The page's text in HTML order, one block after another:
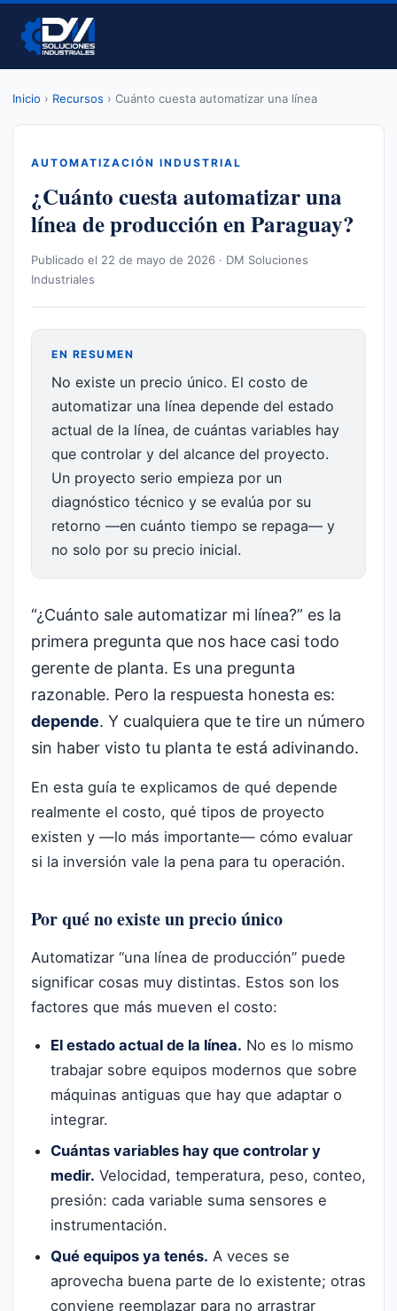
Inicio › Recursos › Cuánto cuesta automatizar una línea
AUTOMATIZACIÓN INDUSTRIAL
¿Cuánto cuesta automatizar una
línea de producción en Paraguay?
Publicado el 22 de mayo de 2026 · DM Soluciones
Industriales
EN RESUMEN
No existe un precio único. El costo de
automatizar una línea depende del estado
actual de la línea, de cuántas variables hay
que controlar y del alcance del proyecto.
Un proyecto serio empieza por un
diagnóstico técnico y se evalúa por su
retorno —en cuánto tiempo se repaga— y
no solo por su precio inicial.
“¿Cuánto sale automatizar mi línea?” es la
primera pregunta que nos hace casi todo
gerente de planta. Es una pregunta
razonable. Pero la respuesta honesta es:
depende. Y cualquiera que te tire un número
sin haber visto tu planta te está adivinando.
En esta guía te explicamos de qué depende
realmente el costo, qué tipos de proyecto
existen y —lo más importante— cómo evaluar
si la inversión vale la pena para tu operación.
Por qué no existe un precio único
Automatizar “una línea de producción” puede
significar cosas muy distintas. Estos son los
factores que más mueven el costo:
El estado actual de la línea. No es lo mismo
trabajar sobre equipos modernos que sobre
máquinas antiguas que hay que adaptar o
integrar.
Cuántas variables hay que controlar y
medir. Velocidad, temperatura, peso, conteo,
presión: cada variable suma sensores e
instrumentación.
Qué equipos ya tenés. A veces se
aprovecha buena parte de lo existente; otras
conviene reemplazar para no arrastrar